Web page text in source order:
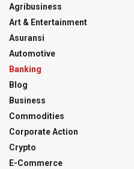
Agribusiness
Art & Entertainment
Asuransi
Automotive
Banking
Blog
Business
Commodities
Corporate Action
Crypto
E-Commerce